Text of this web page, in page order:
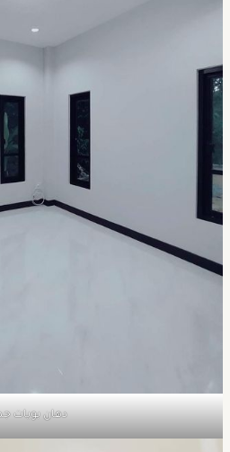
دهان بويات جده